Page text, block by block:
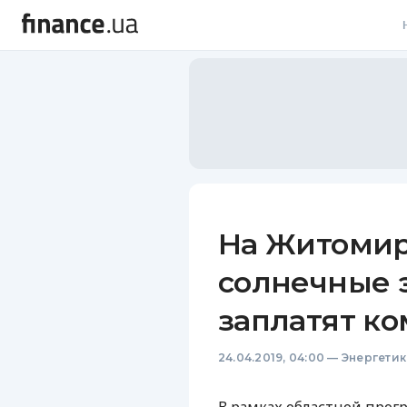
На
солнечные
заплатят
24.04.2019, 04:00 —